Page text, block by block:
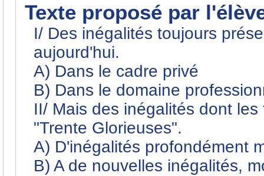
Texte proposé par
I/ Des inégalités toujours
aujourd'hui.
A) Dans le cadre privé
B) Dans le domaine
II/ Mais des inégalités dont
"Trente Glorieuses".
A) D'inégalités profondément
B) A de nouvelles inégalités,